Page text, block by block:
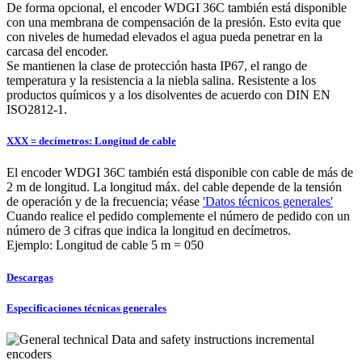
De forma opcional, el encoder WDGI 36C también está disponible
con una membrana de compensación de la presión. Esto evita que
con niveles de humedad elevados el agua pueda penetrar en la
carcasa del encoder.
Se mantienen la clase de protección hasta IP67, el rango de
temperatura y la resistencia a la niebla salina. Resistente a los
productos químicos y a los disolventes de acuerdo con DIN EN
ISO2812-1.
XXX = decímetros: Longitud de cable
El encoder WDGI 36C también está disponible con cable de más de
2 m de longitud. La longitud máx. del cable depende de la tensión
de operación y de la frecuencia; véase 'Datos técnicos generales'
Cuando realice el pedido complemente el número de pedido con un
número de 3 cifras que indica la longitud en decímetros.
Ejemplo: Longitud de cable 5 m = 050
Descargas
Especificaciones técnicas generales